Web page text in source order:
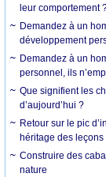
leur comportement
Demandez à un
développement
Demandez à un
personnel, ils
Que signifient les
d’aujourd’hui ?
Retour sur le pic
héritage des
Construire des
nature